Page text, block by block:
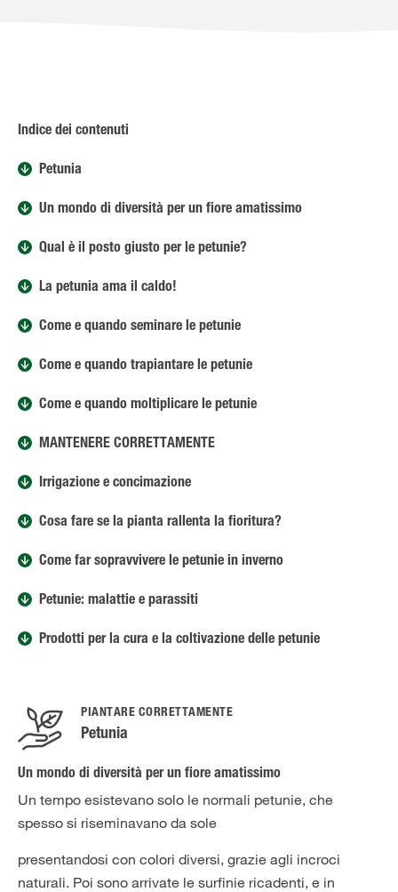
Indice dei contenuti
Petunia
Un mondo di diversità per un fiore amatissimo
Qual è il posto giusto per le petunie?
La petunia ama il caldo!
Come e quando seminare le petunie
Come e quando trapiantare le petunie
Come e quando moltiplicare le petunie
MANTENERE CORRETTAMENTE
Irrigazione e concimazione
Cosa fare se la pianta rallenta la fioritura?
Come far sopravvivere le petunie in inverno
Petunie: malattie e parassiti
Prodotti per la cura e la coltivazione delle petunie
PIANTARE CORRETTAMENTE
Petunia
Un mondo di diversità per un fiore amatissimo
Un tempo esistevano solo le normali petunie, che
spesso si riseminavano da sole
presentandosi con colori diversi, grazie agli incroci
naturali. Poi sono arrivate le surfinie ricadenti, e in